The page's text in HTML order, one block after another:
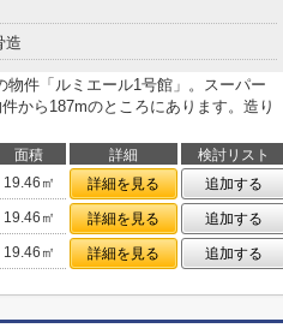
造
件「ルミエール1号館」。スーパー
から187mのところにあります。造り
面積 詳細
検討リスト
19.46㎡ 詳細を見る
追加する
19.46㎡ 詳細を見る
追加する
19.46㎡ 詳細を見る 追加する